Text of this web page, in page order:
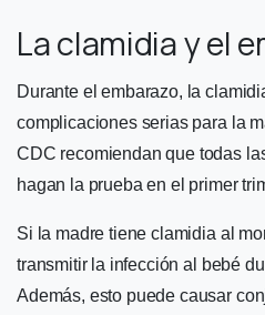
La clamidia y el
Durante el embarazo, la
complicaciones serias para la
CDC recomiendan que todas
hagan la prueba en el primer
Si la madre tiene clamidia al
transmitir la infección al bebé
Además, esto puede causar